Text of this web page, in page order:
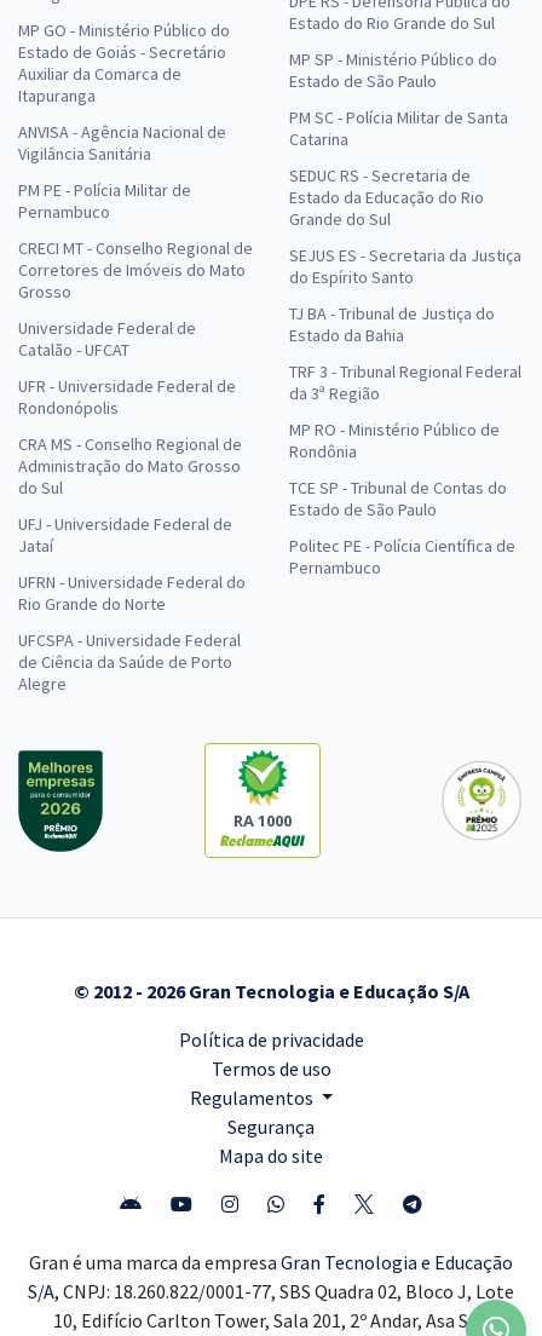
MP GO - Ministério Público do
Estado de Goiás - Secretário
Auxiliar da Comarca de
Itapuranga
ANVISA - Agência Nacional de
Vigilância Sanitária
PM PE - Polícia Militar de
Pernambuco
CRECI MT - Conselho Regional de
Corretores de Imóveis do Mato
Grosso
Universidade Federal de
Catalão - UFCAT
UFR - Universidade Federal de
Rondonópolis
CRA MS - Conselho Regional de
Administração do Mato Grosso
do Sul
UFJ - Universidade Federal de
Jataí
UFRN - Universidade Federal do
Rio Grande do Norte
UFCSPA - Universidade Federal
de Ciência da Saúde de Porto
Alegre
Estado do Rio Grande do Sul
MP SP - Ministério Público do
Estado de São Paulo
PM SC - Polícia Militar de Santa
Catarina
SEDUC RS - Secretaria de
Estado da Educação do Rio
Grande do Sul
SEJUS ES - Secretaria da Justiça
do Espírito Santo
TJ BA - Tribunal de Justiça do
Estado da Bahia
TRF 3 - Tribunal Regional Federal
da 3ª Região
MP RO - Ministério Público de
Rondônia
TCE SP - Tribunal de Contas do
Estado de São Paulo
Politec PE - Polícia Científica de
Pernambuco
RA 1000
© 2012 - 2026 Gran Tecnologia e Educação S/A
Política de privacidade
Termos de uso
Regulamentos
Segurança
Mapa do site
Gran é uma marca da empresa Gran Tecnologia e Educação
S/A, CNPJ: 18.260.822/0001-77, SBS Quadra 02, Bloco J, Lote
10, Edifício Carlton Tower, Sala 201, 2º Andar, Asa Sul,